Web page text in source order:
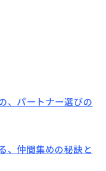
、パートナー選びの
、仲間集めの秘訣と